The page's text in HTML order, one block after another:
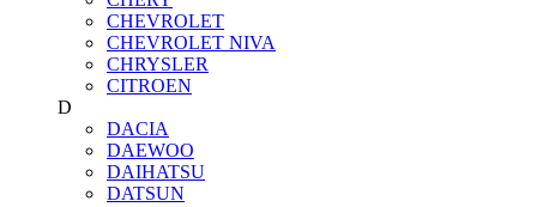
CHEVROLET
CHEVROLET NIVA
CHRYSLER
CITROEN
D
DACIA
DAEWOO
DAIHATSU
DATSUN